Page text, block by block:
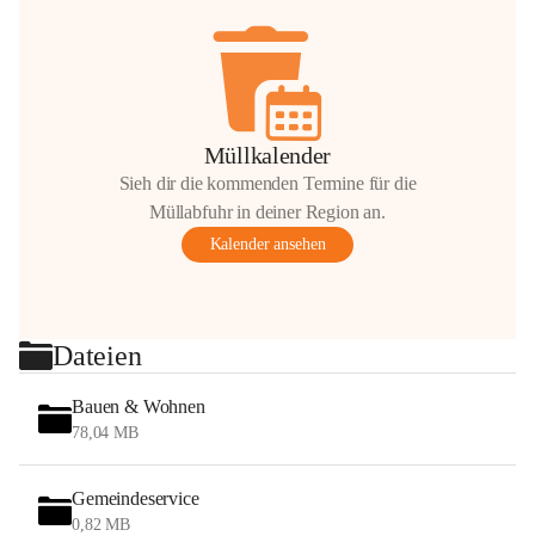
Müllkalender
Sieh dir die kommenden Termine für die
Müllabfuhr in deiner Region an.
Kalender ansehen
Dateien
Bauen & Wohnen
78,04 MB
Gemeindeservice
0,82 MB